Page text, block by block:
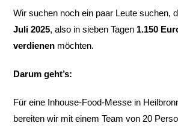
Wir suchen noch ein paar Leute suchen,
Juli 2025, also in sieben Tagen 1.150
verdienen möchten.
Darum geht’s:
Für eine Inhouse-Food-Messe in
bereiten wir mit einem Team von 20